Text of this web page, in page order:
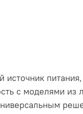
с моделями из